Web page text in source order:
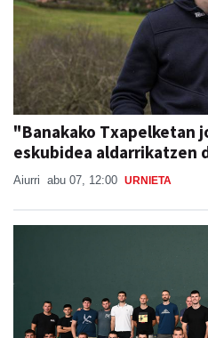
"Banakako Txapelketan
eskubidea aldarrikatzen
Aiurri abu 07, 12:00 URNIETA